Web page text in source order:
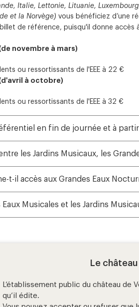
Italie, Lettonie, Lituanie,
et la Norvège) vous bénéficiez d’une
de référence, puisqu'il donne accès
novembre à mars)
ou ressortissants de l'EEE à 22 €
à octobre)
ou ressortissants de l'EEE à 32 €
en fin de journée et à
les Jardins Musicaux, les
t-il accès aux Grandes Eaux
Musicales et les Jardins
Le
L’établissement public du château
qu’il édite.